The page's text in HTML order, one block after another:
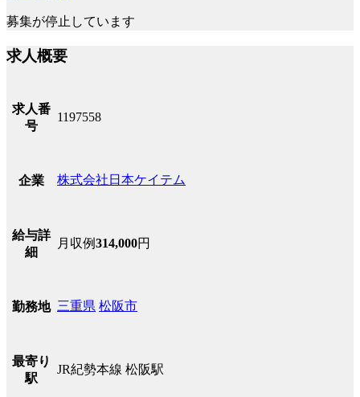
募集が停止しています
求人概要
求人番
号
1197558
企業 株式会社日本ケイテム
給与詳
細
月収例314,000円
勤務地 三重県 松阪市
最寄り
駅
JR紀勢本線 松阪駅